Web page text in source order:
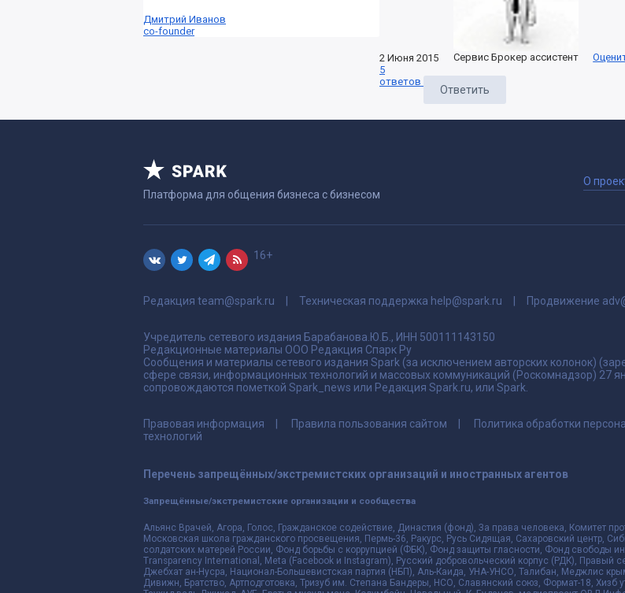
Дмитрий Иванов
co-founder
2 Июня 2015 Сервис Брокер ассистент
5
ответов
Ответить
Платформа для общения бизнеса с бизнесом
О
16+
Редакция team@spark.ru Техническая поддержка help@spark.ru Продвижение
Учредитель сетевого издания Барабанова.Ю.Б., ИНН 500111143150
Редакционные материалы ООО Редакция Спарк Ру
Сообщения и материалы сетевого издания Spark (за исключением авторских колонок)
сфере связи, информационных технологий и массовых коммуникаций (Роскомнадзор) 27
сопровождаются пометкой Spark_news или Редакция Spark.ru, или Spark.
Правовая информация Правила пользования сайтом Политика обработки
технологий
Перечень запрещённых/экстремистских организаций и иностранных агентов
Запрещённые/экстремистские организации и сообщества
Альянс Врачей, Агора, Голос, Гражданское содействие, Династия (фонд), За права человека, Комитет
Московская школа гражданского просвещения, Пермь-36, Ракурс, Русь Сидящая, Сахаровский центр,
солдатских матерей России, Фонд борьбы с коррупцией (ФБК), Фонд защиты гласности, Фонд свободы
Transparency International, Meta (Facebook и Instagram), Русский добровольческий корпус (РДК), Правый
Джебхат ан-Нусра, Национал-Большевистская партия (НБП), Аль-Каида, УНА-УНСО, Талибан, Меджлис
Дивижн, Братство, Артподготовка, Тризуб им. Степана Бандеры, НСО, Славянский союз, Формат-18, Хизб